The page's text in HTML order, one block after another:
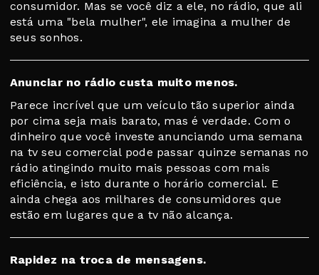
consumidor. Mas se você diz a ele, no rádio, que ali
está uma "bela mulher", ele imagina a mulher de
seus sonhos.
Anunciar no rádio custa muito menos.
Parece incrível que um veículo tão superior ainda
por cima seja mais barato, mas é verdade. Com o
dinheiro que você investe anunciando uma semana
na tv seu comercial pode passar quinze semanas no
rádio atingindo muito mais pessoas com mais
eficiência, e isto durante o horário comercial. E
ainda chega aos milhares de consumidores que
estão em lugares que a tv não alcança.
Rapidez na troca de mensagens.